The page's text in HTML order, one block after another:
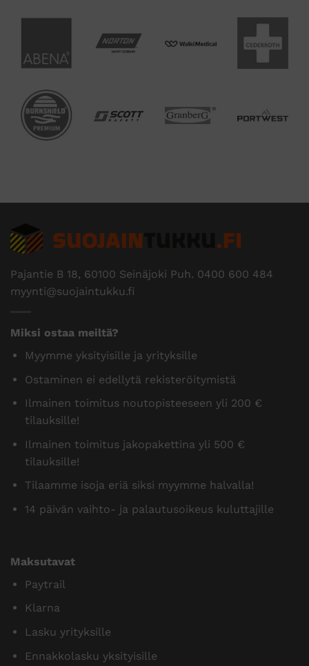
Pajantie B 18, 60100 Seinäjoki Puh. 0400 600 484
myynti@suojaintukku.fi
Miksi ostaa meiltä?
Myymme yksityisille ja yrityksille
Ostaminen ei edellytä rekisteröitymistä
Ilmainen toimitus noutopisteeseen yli 200 €
tilauksille!
Ilmainen toimitus jakopakettina yli 500 €
tilauksille!
Tilaamme isoja eriä siksi myymme halvalla!
14 päivän vaihto- ja palautusoikeus kuluttajille
Maksutavat
Paytrail
Klarna
Lasku yrityksille
Ennakkolasku yksityisille